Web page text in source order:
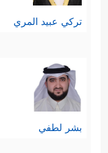
تركي عبيد المري
بشر لطفي